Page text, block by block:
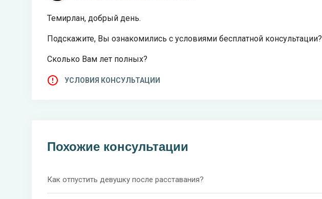
Темирлан, добрый день.
Подскажите, Вы ознакомились с условиями бесплатной консультации?
Сколько Вам лет полных?
УСЛОВИЯ КОНСУЛЬТАЦИИ
Похожие консультации
Как отпустить девушку после расставания?